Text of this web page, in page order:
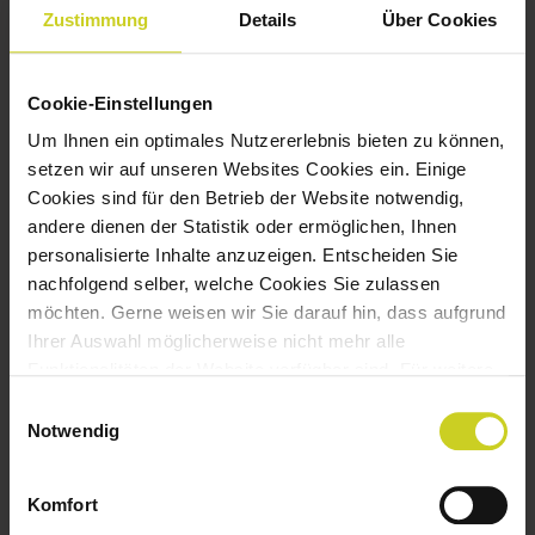
Zustimmung Details Über Cookies
Cookie-Einstellungen
Um Ihnen ein optimales Nutzererlebnis bieten zu können,
setzen wir auf unseren Websites Cookies ein. Einige
Cookies sind für den Betrieb der Website notwendig,
andere dienen der Statistik oder ermöglichen, Ihnen
personalisierte Inhalte anzuzeigen. Entscheiden Sie
nachfolgend selber, welche Cookies Sie zulassen
möchten. Gerne weisen wir Sie darauf hin, dass aufgrund
Ihrer Auswahl möglicherweise nicht mehr alle
Datenschutzerklärung und Cookie Policy.
Notwendig
Komfort
Komfort-Cookies ermöglichen einer
Webseite sich an Informationen zu erinnern,
die die Art beeinflussen, wie sich eine
Webseite verhält oder aussieht, wie z. B. Ihre
bevorzugte Sprache oder die Region in der
Sie sich befinden.
rrent_lan
g